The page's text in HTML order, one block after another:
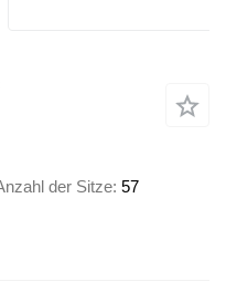
der Sitze 57